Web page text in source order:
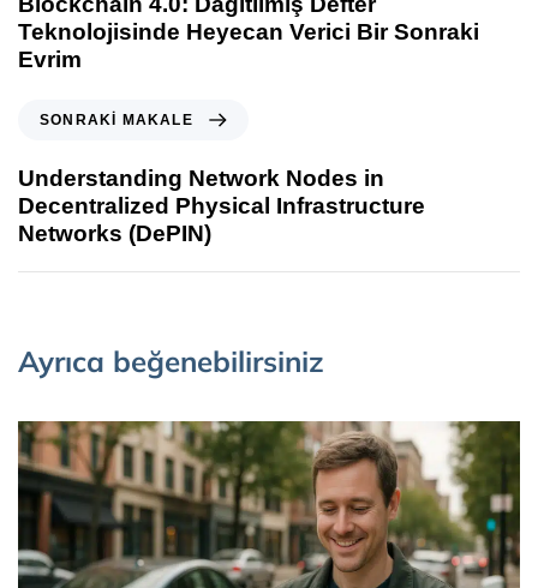
Teknolojisinde Heyecan Verici Bir Sonraki
Evrim
SONRAKI MAKALE
Understanding Network Nodes in
Decentralized Physical Infrastructure
Networks (DePIN)
Ayrıca beğenebilirsiniz